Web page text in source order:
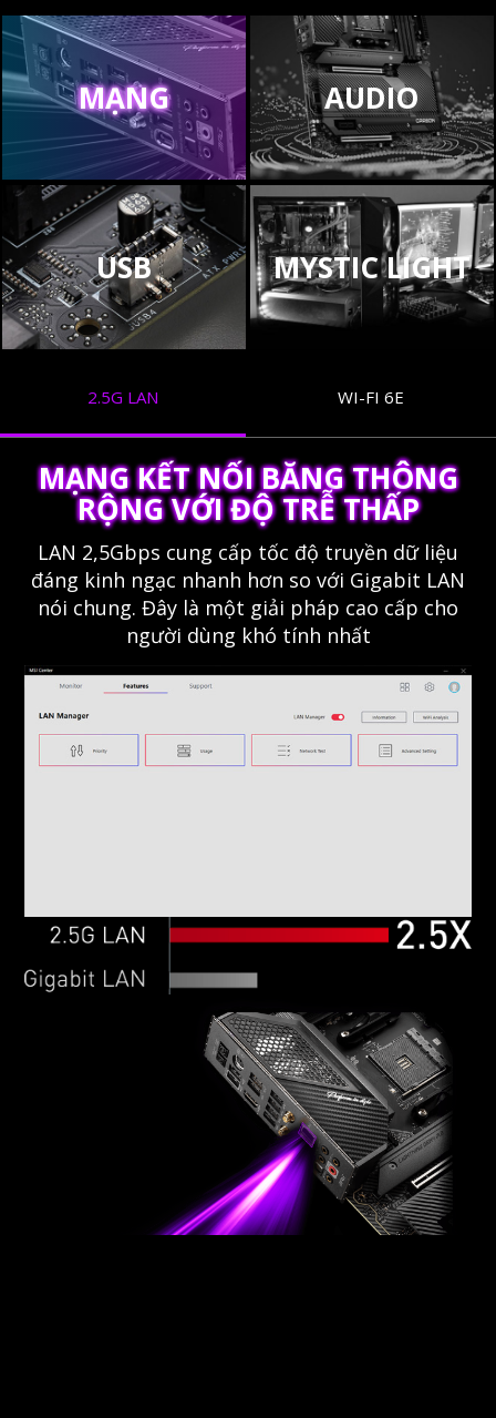
MẠNG AUDIO
USB MYSTIC LIGHT
2.5G LAN WI-FI 6E
MẠNG KẾT NỐI BĂNG THÔNG
RỘNG VỚI ĐỘ TRỄ THẤP
LAN 2,5Gbps cung cấp tốc độ truyền dữ liệu
đáng kinh ngạc nhanh hơn so với Gigabit LAN
nói chung. Đây là một giải pháp cao cấp cho
người dùng khó tính nhất